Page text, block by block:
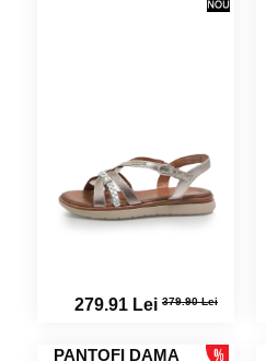
279.91 Lei 379.90 Lei
PANTOFI DAMA